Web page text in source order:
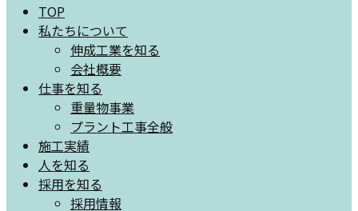
TOP
私たちについて
伸成工業を知る
会社概要
仕事を知る
重量物事業
プラント工事全般
施工実績
人を知る
採用を知る
採用情報